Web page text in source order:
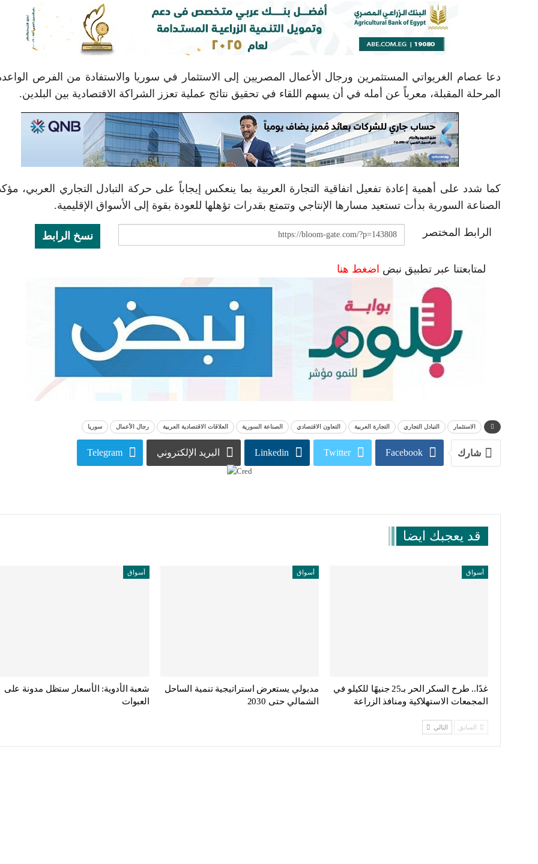
دعا عصام الغريواتي المستثمرين ورجال الأعمال المصريين إلى الاستثمار في سوريا والاستفادة من الفرص
المرحلة المقبلة، معرباً عن أمله في أن يسهم اللقاء في تحقيق نتائج عملية تعزز الشراكة الاقتصادية بين البلدين.
كما شدد على أهمية إعادة تفعيل اتفاقية التجارة العربية بما ينعكس إيجاباً على حركة التبادل التجاري العربي،
الصناعة السورية بدأت تستعيد مسارها الإنتاجي وتتمتع بقدرات تؤهلها للعودة بقوة إلى الأسواق الإقليمية.
الرابط المختصر نسخ الرابط
لمتابعتنا عبر تطبيق نبض اضغط هنا
الاستثمار التبادل التجاري التجارة العربية التعاون الاقتصادي الصناعة السورية العلاقات الاقتصادية العربية رجال الأعمال سوريا
شارك Facebook
Twitter
Linkedin البريد الإلكتروني Telegram
قد يعجبك ايضا
أسواق
غدًا.. طرح السكر الحر بـ25 جنيهًا للكيلو في
المجمعات الاستهلاكية ومنافذ الزراعة
أسواق
مدبولي يستعرض استراتيجية تنمية الساحل
الشمالي حتى 2030
أسواق
شعبة الأدوية: الأسعار ستظل مدونة على
العبوات
السابق التالي